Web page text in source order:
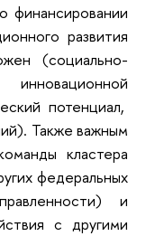
развития
(социально-
потенциал,
Также важным
кластера
федеральных
и
с другими